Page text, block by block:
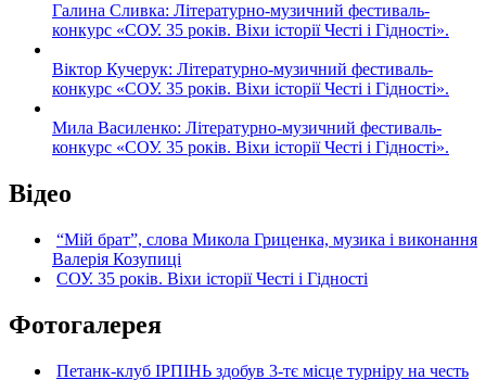
Галина Сливка: Літературно-музичний фестиваль-
конкурс «СОУ. 35 років. Віхи історії Честі і Гідності».
Віктор Кучерук: Літературно-музичний фестиваль-
конкурс «СОУ. 35 років. Віхи історії Честі і Гідності».
Мила Василенко: Літературно-музичний фестиваль-
конкурс «СОУ. 35 років. Віхи історії Честі і Гідності».
Відео
“Мій брат”, слова Микола Гриценка, музика і виконання
Валерія Козупиці
СОУ. 35 років. Віхи історії Честі і Гідності
Фотогалерея
Петанк-клуб ІРПІНЬ здобув 3-тє місце турніру на честь